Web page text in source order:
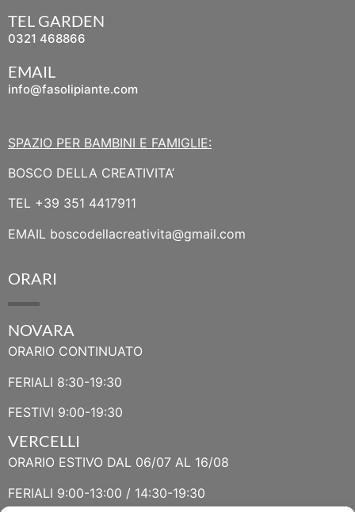
TEL GARDEN
0321 468866
EMAIL
info@fasolipiante.com
SPAZIO PER BAMBINI E FAMIGLIE:
BOSCO DELLA CREATIVITA’
TEL +39 351 4417911
EMAIL boscodellacreativita@gmail.com
ORARI
NOVARA
ORARIO CONTINUATO
FERIALI 8:30-19:30
FESTIVI 9:00-19:30
VERCELLI
ORARIO ESTIVO DAL 06/07 AL 16/08
FERIALI 9:00-13:00 / 14:30-19:30